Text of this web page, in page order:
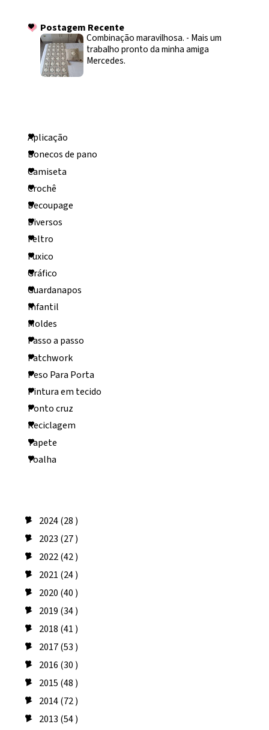
Postagem Recente
Combinação maravilhosa. - Mais um
trabalho pronto da minha amiga
Mercedes.
Aplicação
Bonecos de pano
Camiseta
Crochê
Decoupage
Diversos
Feltro
Fuxico
Gráfico
Guardanapos
Infantil
Moldes
Passo a passo
Patchwork
Peso Para Porta
Pintura em tecido
Ponto cruz
Reciclagem
Tapete
Toalha
► 2024(28 )
► 2023 (27 )
► 2022(42 )
► 2021 (24 )
► 2020 (40 )
► 2019 (34 )
► 2018 (41 )
► 2017(53 )
► 2016 (30 )
► 2015 (48 )
► 2014(72 )
► 2013 (54 )